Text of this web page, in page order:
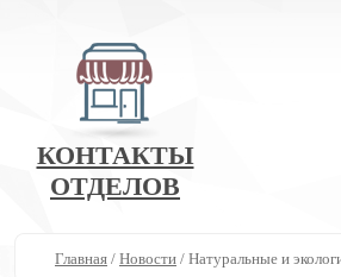
КОНТАКТЫ
ОТДЕЛОВ
Главная / Новости / Натуральные и